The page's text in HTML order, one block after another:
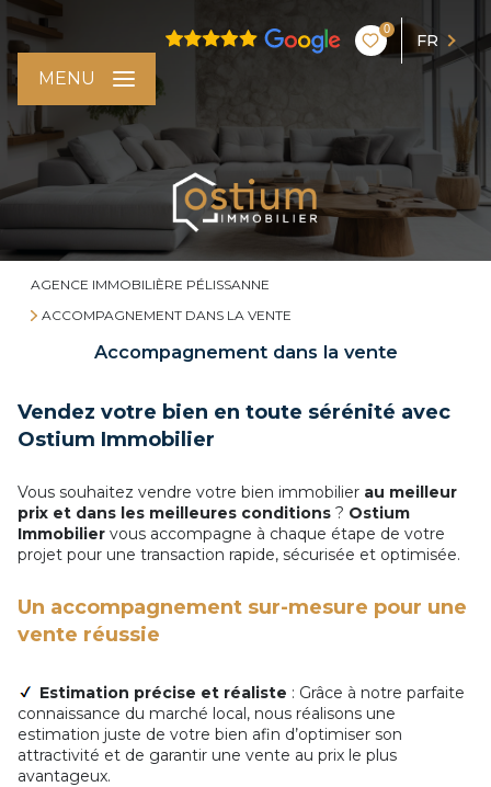
0
FR
MENU
AGENCE IMMOBILIÈRE PÉLISSANNE
ACCOMPAGNEMENT DANS LA VENTE
Accompagnement dans la vente
Vendez votre bien en toute sérénité avec
Ostium Immobilier
Vous souhaitez vendre votre bien immobilier au meilleur
prix et dans les meilleures conditions ? Ostium
Immobilier vous accompagne à chaque étape de votre
projet pour une transaction rapide, sécurisée et optimisée.
Un accompagnement sur-mesure pour une
vente réussie
Estimation précise et réaliste : Grâce à notre parfaite
connaissance du marché local, nous réalisons une
estimation juste de votre bien afin d’optimiser son
attractivité et de garantir une vente au prix le plus
avantageux.